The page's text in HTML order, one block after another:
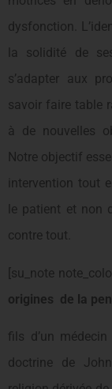
dysfonction.
la solidité de
s’adapter aux
savoir faire table
à de nouvelles
Notre objectif
intervention tout
le patient et non
contre tout.
[su_note
origines de la
fils d’un
doctrine de